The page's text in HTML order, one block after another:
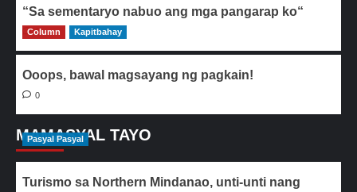
“Sa sementaryo nabuo ang mga pangarap ko“
0
Column Kapitbahay
Ooops, bawal magsayang ng pagkain!
0
MAMASYAL TAYO
Pasyal Pasyal
Turismo sa Northern Mindanao, unti-unti nang